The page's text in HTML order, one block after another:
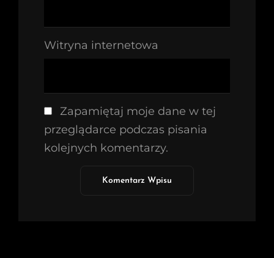
Witryna internetowa
Zapamiętaj moje dane w tej
przeglądarce podczas pisania
kolejnych komentarzy.